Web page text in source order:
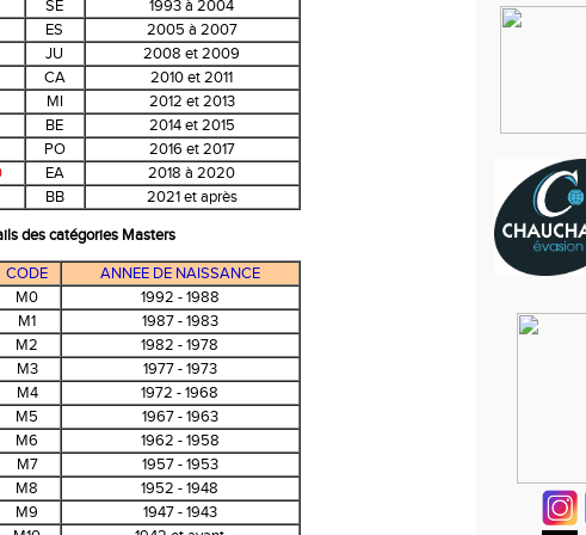
SE
1993 à 2004
ES
2005 à 2007
JU
2008 et 2009
CA
2010 et 2011
MI
2012 et 2013
BE
2014 et 2015
PO
2016 et 2017
EA
2018 à 2020
BB
2021 et après
des catégories Masters
CODE
ANNEE DE NAISSANCE
M0
1992 - 1988
M1
1987 - 1983
M2
1982 - 1978
M3
1977 - 1973
M4
1972 - 1968
M5
1967 - 1963
M6
1962 - 1958
M7
1957 - 1953
M8
1952 - 1948
M9
1947 - 1943